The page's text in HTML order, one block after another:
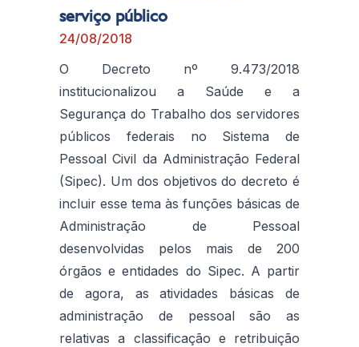
serviço público
24/08/2018
O Decreto nº 9.473/2018
institucionalizou a Saúde e a
Segurança do Trabalho dos servidores
públicos federais no Sistema de
Pessoal Civil da Administração Federal
(Sipec). Um dos objetivos do decreto é
incluir esse tema às funções básicas de
Administração de Pessoal
desenvolvidas pelos mais de 200
órgãos e entidades do Sipec. A partir
de agora, as atividades básicas de
administração de pessoal são as
relativas a classificação e retribuição